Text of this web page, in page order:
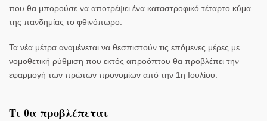
που θα μπορούσε να αποτρέψει ένα καταστροφικό τέταρτο κύμα
της πανδημίας το φθινόπωρο.
Τα νέα μέτρα αναμένεται να θεσπιστούν τις επόμενες μέρες με
νομοθετική ρύθμιση που εκτός απροόπτου θα προβλέπει την
εφαρμογή των πρώτων προνομίων από την 1η Ιουλίου
Τι θα προβλέπεται